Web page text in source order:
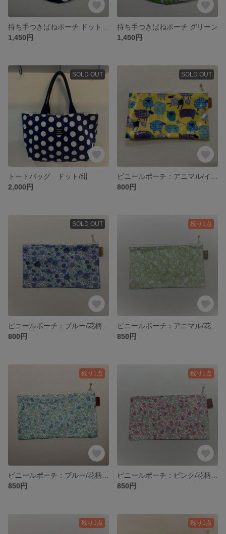
1,450円
持ち手つきばねポーチ グリーン
1,450円
SOLD OUT
トートバッグ ドット/紺
2,000円
SOLD OUT
800円
SOLD OUT
800円
残り1点
850円
残り1点
850円
残り1点
850円
残り1点 残り1点